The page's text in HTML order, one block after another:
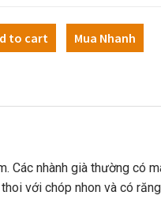
to cart Mua Nhanh
Các nhành già thường có
với chóp nhon và có